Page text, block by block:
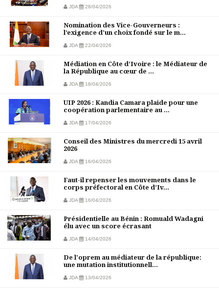
JDA 28/04/2026
Nomination des Vice-Gouverneurs :
l’exigence d'un choix fondé sur le m...
JDA 22/04/2026
Médiation en Côte d’Ivoire : le Médiateur de
la République au cœur de ...
JDA 18/04/2026
UIP 2026 : Kandia Camara plaide pour une
coopération parlementaire au ...
JDA 17/04/2026
Conseil des Ministres du mercredi 15 avril
2026
JDA 16/04/2026
Faut-il repenser les mouvements dans le
corps préfectoral en Côte d’Iv...
JDA 16/04/2026
Présidentielle au Bénin : Romuald Wadagni
élu avec un score écrasant
JDA 14/04/2026
De l'oprem au médiateur de la république:
une mutation institutionnell...
JDA 13/04/2026